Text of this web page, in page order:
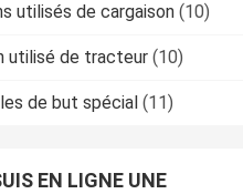
utilisés de cargaison (10)
utilisé de tracteur (10)
de but spécial (11)
EN LIGNE UNE